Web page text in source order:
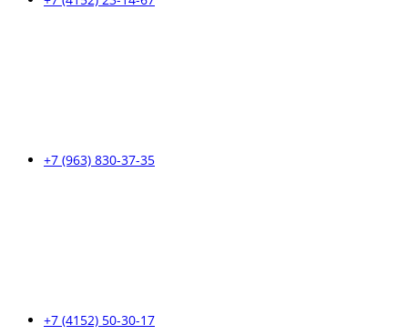
+7 (963) 830-37-35
+7 (4152) 50-30-17